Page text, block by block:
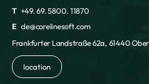
T +49. 69. 5800. 11870
E cle@corelinesoft.com
Frankfurter Landstraße 62a, 61440
location